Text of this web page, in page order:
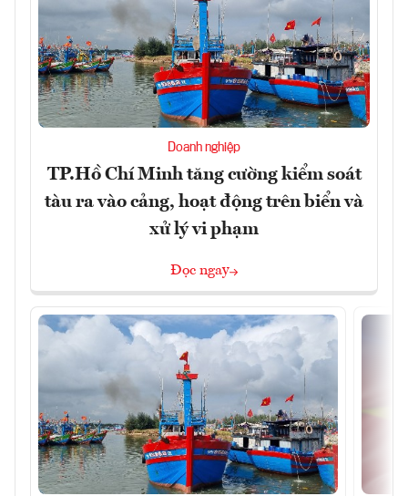
Doanh nghiệp
TP.Hồ Chí Minh tăng cường kiểm soát
tàu ra vào cảng, hoạt động trên biển và
xử lý vi phạm
Đọc ngay